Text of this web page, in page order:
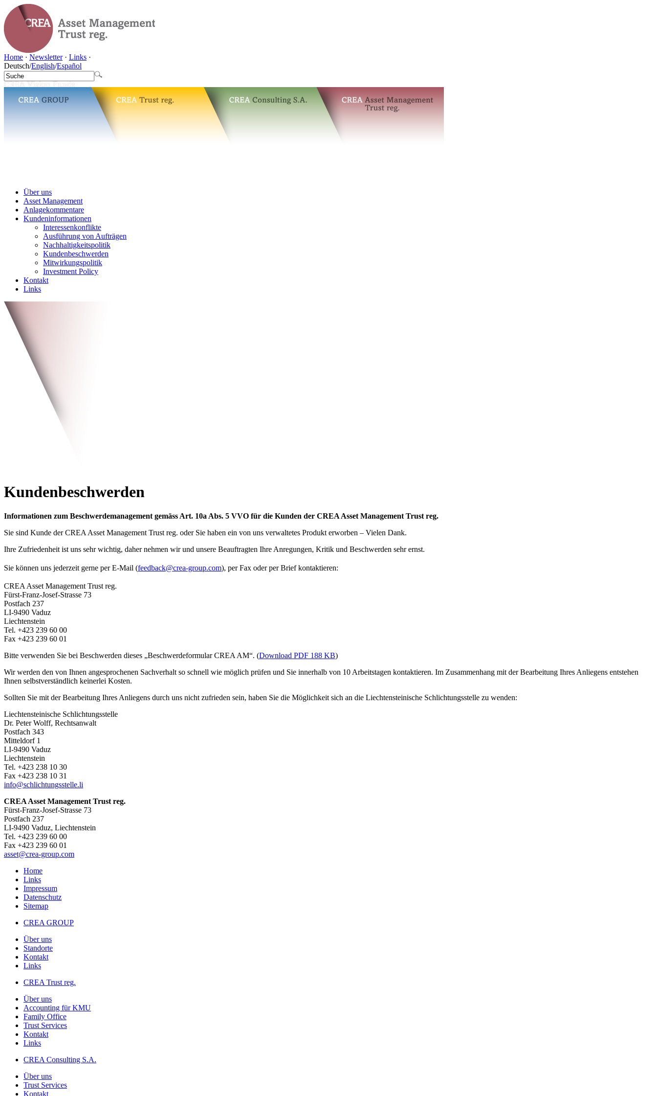
Home · Newsletter· Links ·
Deutsch/English/Español
Über uns
Asset Management
Anlagekommentare
Kundeninformationen
Interessenkonflikte
Ausführung von Aufträgen
Nachhaltigkeitspolitik
Kundenbeschwerden
Mitwirkungspolitik
Investment Policy
Kontakt
Links
Kundenbeschwerden
Informationen zum Beschwerdemanagement gemäss Art. 10a Abs. 5 VVO für die Kunden der CREA Asset Management Trust reg.
Sie sind Kunde der CREA Asset Management Trust reg. oder Sie haben ein von uns verwaltetes Produkt erworben – Vielen Dank.
Ihre Zufriedenheit ist uns sehr wichtig, daher nehmen wir und unsere Beauftragten Ihre Anregungen, Kritik und Beschwerden sehr ernst.
Sie können uns jederzeit gerne per E-Mail (feedback@crea-group.com), per Fax oder per Brief kontaktieren:
CREA Asset Management Trust reg.
Fürst-Franz-Josef-Strasse 73
Postfach 237
LI-9490 Vaduz
Liechtenstein
Tel. +423 239 60 00
Fax +423 239 60 01
Bitte verwenden Sie bei Beschwerden dieses „Beschwerdeformular CREA AM“. (Download PDF 188 KB)
Wir werden den von Ihnen angesprochenen Sachverhalt so schnell wie möglich prüfen und Sie innerhalb von 10 Arbeitstagen kontaktieren. Im Zusammenhang mit der Bearbeitung Ihres Anliegens entstehen
Ihnen selbstverständlich keinerlei Kosten.
Sollten Sie mit der Bearbeitung Ihres Anliegens durch uns nicht zufrieden sein, haben Sie die Möglichkeit sich an die Liechtensteinische Schlichtungsstelle zu wenden:
Liechtensteinische Schlichtungsstelle
Dr. Peter Wolff, Rechtsanwalt
Postfach 343
Mitteldorf 1
LI-9490 Vaduz
Liechtenstein
Tel. +423 238 10 30
Fax +423 238 10 31
info@schlichtungsstelle.li
CREA Asset Management Trust reg.
Fürst-Franz-Josef-Strasse 73
Postfach 237
LI-9490 Vaduz, Liechtenstein
Tel. +423 239 60 00
Fax +423 239 60 01
asset@crea-group.com
Home
Links
Impressum
Datenschutz
Sitemap
CREA GROUP
Über uns
Standorte
Kontakt
Links
CREA Trust reg.
Über uns
Accounting für KMU
Family Office
Trust Services
Kontakt
Links
CREA Consulting S.A.
Über uns
Trust Services
Kontakt